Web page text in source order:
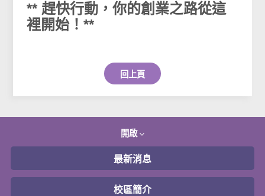
** 趕快行動，你的創業之路從這
裡開始！**
回上頁
開啟
最新消息
校區簡介